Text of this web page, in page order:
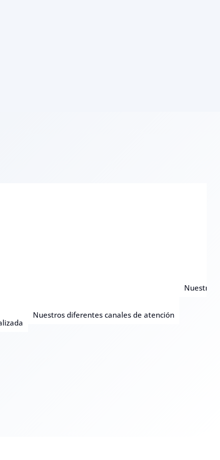
Nuestros diferentes canales de atención
Nuestro